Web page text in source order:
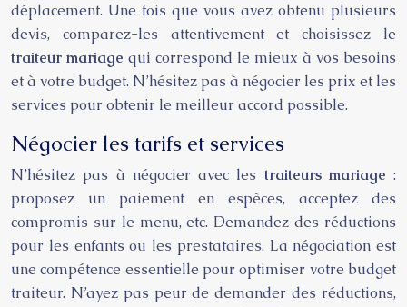
déplacement. Une fois que vous avez obtenu plusieurs
devis, comparez-les attentivement et choisissez le
traiteur mariage qui correspond le mieux à vos besoins
et à votre budget. N’hésitez pas à négocier les prix et les
services pour obtenir le meilleur accord possible.
Négocier les tarifs et services
N’hésitez pas à négocier avec les traiteurs mariage :
proposez un paiement en espèces, acceptez des
compromis sur le menu, etc. Demandez des réductions
pour les enfants ou les prestataires. La négociation est
une compétence essentielle pour optimiser votre budget
traiteur. N’ayez pas peur de demander des réductions,